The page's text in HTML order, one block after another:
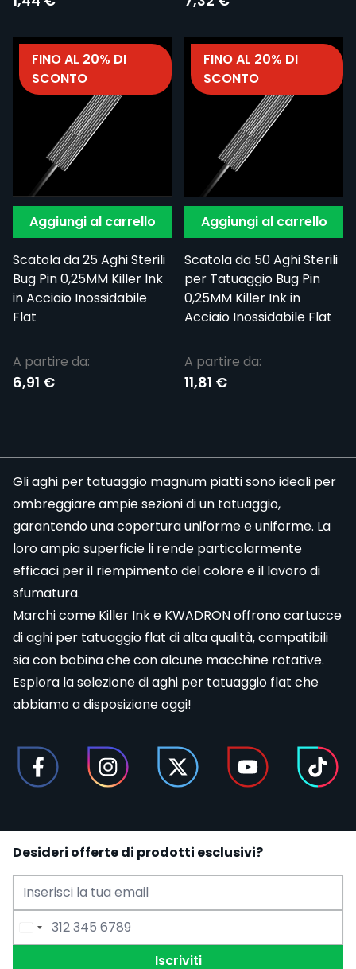
Aggiungi al carrello
Scatola da 25 Aghi Sterili
Bug Pin 0,25MM Killer Ink
in Acciaio Inossidabile
Flat
FINO AL 20% DI
SCONTO
A partire da:
6,91 €
Aggiungi al carrello
Scatola da 50 Aghi Sterili
per Tatuaggio Bug Pin
0,25MM Killer Ink in
Acciaio Inossidabile Flat
FINO AL 20% DI
SCONTO
A partire da:
11,81 €
Gliaghi per tatuaggio magnum piatti sono ideali per
ombreggiare ampie sezioni di un tatuaggio,
garantendo una copertura uniforme e uniforme. La
loro ampia superficie li rende particolarmente
efficaci per il riempimento del colore e il lavoro di
sfumatura.
Marchi come Killer Inke KWADRONoffrono cartucce
di aghi per tatuaggio flat di alta qualità, compatibili
sia con bobinache con alcune macchine rotative.
Esplora la selezione di aghi per tatuaggio flat che
abbiamo a disposizione oggi!
Desideri offerte di prodotti esclusivi?
Indirizzo Email
Numero di Telefono
Iscriviti